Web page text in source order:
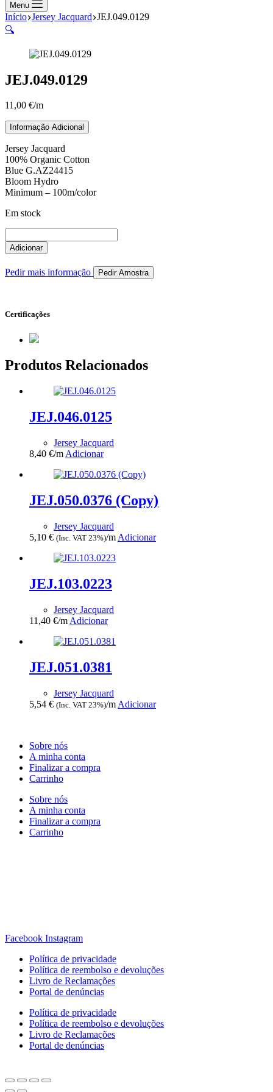
Menu
Início Jersey Jacquard JEJ.049.0129
🔍
JEJ.049.0129
11,00 €/m
Informação Adicional
Jersey Jacquard
100% Organic Cotton
Blue G.AZ24415
Bloom Hydro
Minimum – 100m/color
Em stock
de
JEJ.049.0129
Adicionar
Pedir mais informação Pedir Amostra
Certificações
Produtos Relacionados
JEJ.046.0125
Jersey Jacquard
8,40 €/m Adicionar
JEJ.050.0376 (Copy)
Jersey Jacquard
5,10 € (Inc. VAT 23%)/m Adicionar
JEJ.103.0223
Jersey Jacquard
11,40 €/m Adicionar
JEJ.051.0381
Jersey Jacquard
5,54 € (Inc. VAT 23%)/m Adicionar
Sobre nós
A minha conta
Finalizar a compra
Carrinho
Sobre nós
A minha conta
Finalizar a compra
Carrinho
Facebook Instagram
Política de privacidade
Política de reembolso e devoluções
Livro de Reclamações
Portal de denúncias
Política de privacidade
Política de reembolso e devoluções
Livro de Reclamações
Portal de denúncias